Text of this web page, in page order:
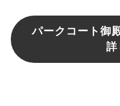
パークコート御
詳